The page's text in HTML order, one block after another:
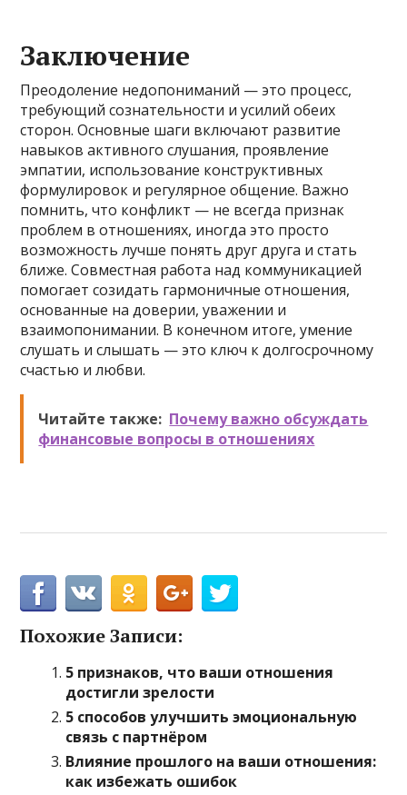
Заключение
Преодоление недопониманий — это процесс,
требующий сознательности и усилий обеих
сторон. Основные шаги включают развитие
навыков активного слушания, проявление
эмпатии, использование конструктивных
формулировок и регулярное общение. Важно
помнить, что конфликт — не всегда признак
проблем в отношениях, иногда это просто
возможность лучше понять друг друга и стать
ближе. Совместная работа над коммуникацией
помогает созидать гармоничные отношения,
основанные на доверии, уважении и
взаимопонимании. В конечном итоге, умение
слушать и слышать — это ключ к долгосрочному
счастью и любви.
Читайте также: Почему важно обсуждать
финансовые вопросы в отношениях
Похожие Записи:
5 признаков, что ваши отношения
достигли зрелости
5 способов улучшить эмоциональную
связь с партнёром
Влияние прошлого на ваши отношения:
как избежать ошибок